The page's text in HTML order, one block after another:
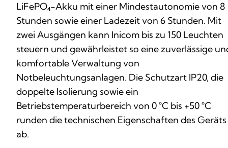
LiFePO₄-Akku mit einer Mindestautonomie von 8
Stunden sowie einer Ladezeit von 6 Stunden. Mit
zwei Ausgängen kann Inicom bis zu 150 Leuchten
steuern und gewährleistet so eine zuverlässige
komfortable Verwaltung von
Notbeleuchtungsanlagen. Die Schutzart IP20, die
doppelte Isolierung sowie ein
Betriebstemperaturbereich von 0 °C bis +50 °C
runden die technischen Eigenschaften des Geräts
ab.